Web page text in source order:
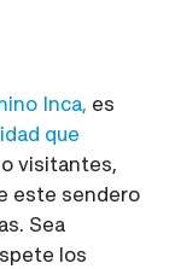
Inca, es
que
visitantes,
este sendero
Sea
los